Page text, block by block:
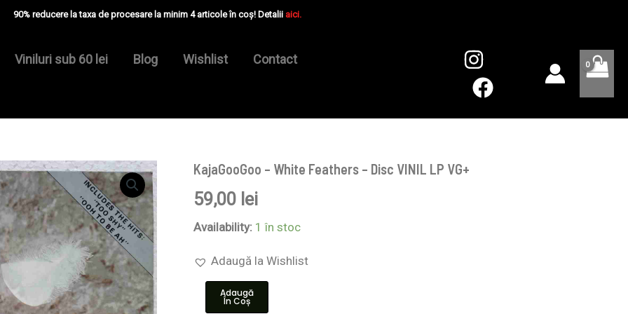
90% reducere la taxa de procesare la minim 4 articole în coș! Detalii aici.
Viniluri sub 60 lei Blog Wishlist Contact
KajaGooGoo – White Feathers – Disc VINIL LP VG+
59,00 lei
Availability: 1 în stoc
Adaugă la Wishlist
Cantitate
KajaGooGoo
–
White
Feathers
VINIL
Adaugă
În Coș
LP
VG+